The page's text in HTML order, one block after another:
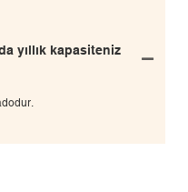
yıllık kapasiteniz